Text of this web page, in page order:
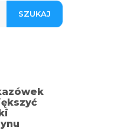
SZUKAJ